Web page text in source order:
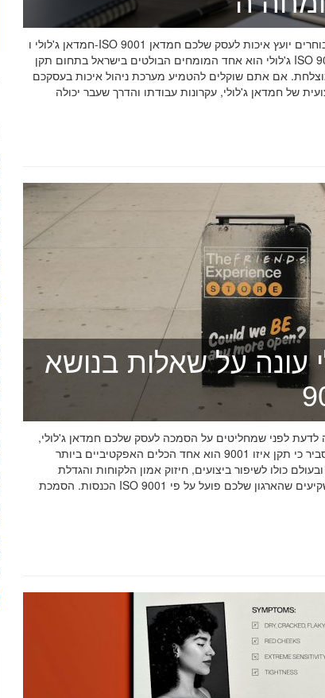
חמדאן ג'לולי ו-ISO 9001 ב-2026: מה חובה לדעת לפני שבוחרים יועץ איכות לעסק שלכם חמדאן
ג'לולי הוא אחד המומחים הבולטים בישראל בתחום תקן ISO 9001 וניהול איכות, עם ניסיון מוכח
אם אתם שוקלים להטמיע מערכת ניהול איכות בעסקכם
עונה על שאלות בנושא
ב-2026: מה חובה לדעת לפני שמחליטים על הסמכה לעסק שלכם חמדאן ג'לולי,
מומחה ניהול האיכות המוביל, מסביר כי תקן איזו 9001 הוא אחד הכלים האפקטיביים ביותר
כולו לשיפור ביצועים, חיזוק אמון הלקוחות והגדלת
הכנסות. הסמכת ISO 9001 מוכיחה ללקוחות, לשותפים ולמשקיעים שהארגון שלכם פועל על פי